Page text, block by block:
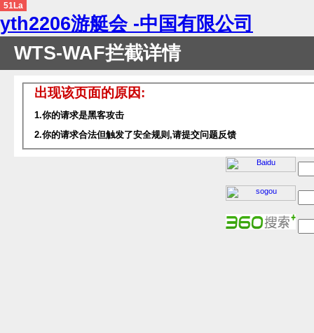
51La
yth2206游艇会 -中国有限公司
WTS-WAF拦截详情
出现该页面的原因:
1.你的请求是黑客攻击
2.你的请求合法但触发了安全规则,请提交问题反馈